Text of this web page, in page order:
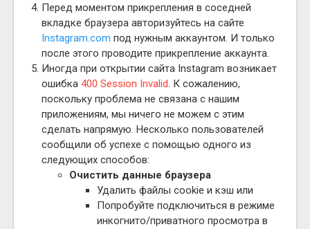
Перед моментом прикрепления в соседней
вкладке браузера авторизуйтесь на сайте
Instagram.com под нужным аккаунтом. И только
после этого проводите прикрепление аккаунта.
Иногда при открытии сайта Instagram возникает
ошибка 400 Session Invalid. К сожалению,
поскольку проблема не связана с нашим
приложениям, мы ничего не можем с этим
сделать напрямую. Несколько пользователей
сообщили об успехе с помощью одного из
следующих способов:
Очистить данные браузера
Удалить файлы cookie и кэш или
Попробуйте подключиться в режиме
инкогнито/приватного просмотра в